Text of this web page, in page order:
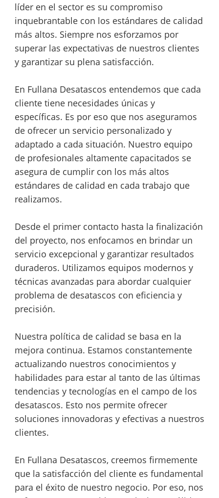
líder en el sector es su compromiso
inquebrantable con los estándares de calidad
más altos. Siempre nos esforzamos por
superar las expectativas de nuestros clientes
y garantizar su plena satisfacción.
En Fullana Desatascos entendemos que cada
cliente tiene necesidades únicas y
específicas. Es por eso que nos aseguramos
de ofrecer un servicio personalizado y
adaptado a cada situación. Nuestro equipo
de profesionales altamente capacitados se
asegura de cumplir con los más altos
estándares de calidad en cada trabajo que
realizamos.
Desde el primer contacto hasta la finalización
del proyecto, nos enfocamos en brindar un
servicio excepcional y garantizar resultados
duraderos. Utilizamos equipos modernos y
técnicas avanzadas para abordar cualquier
problema de desatascos con eficiencia y
precisión.
Nuestra política de calidad se basa en la
mejora continua. Estamos constantemente
actualizando nuestros conocimientos y
habilidades para estar al tanto de las últimas
tendencias y tecnologías en el campo de los
desatascos. Esto nos permite ofrecer
soluciones innovadoras y efectivas a nuestros
clientes.
En Fullana Desatascos, creemos firmemente
que la satisfacción del cliente es fundamental
para el éxito de nuestro negocio. Por eso, nos